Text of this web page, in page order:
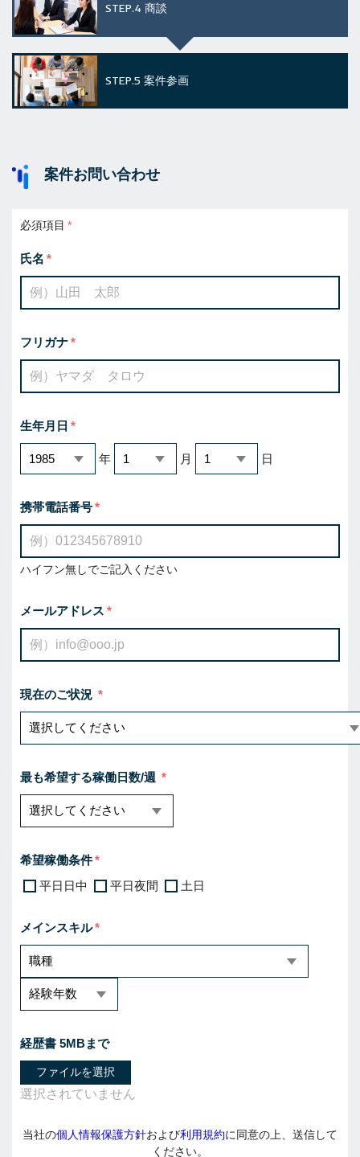
STEP.4 商談
STEP.5 案件参画
案件お問い合わせ
必須項目
氏名
フリガナ
生年月日
年 月 日
携帯電話番号
ハイフン無しでご記入ください
メールアドレス
現在のご状況
最も希望する稼働日数/週
希望稼働条件
平日日中
平日夜間 土日
メインスキル
経歴書 5MBまで
ファイルを選択
当社の個人情報保護方針および利用規約に同意の上、送信して
ください。